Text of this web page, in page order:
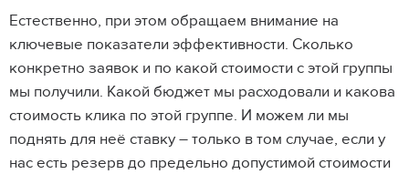
Естественно, при этом обращаем внимание на
ключевые показатели эффективности. Сколько
конкретно заявок и по какой стоимости с этой группы
мы получили. Какой бюджет мы расходовали и какова
стоимость клика по этой группе. И можем ли мы
поднять для неё ставку – только в том случае, если у
нас есть резерв до предельно допустимой стоимости